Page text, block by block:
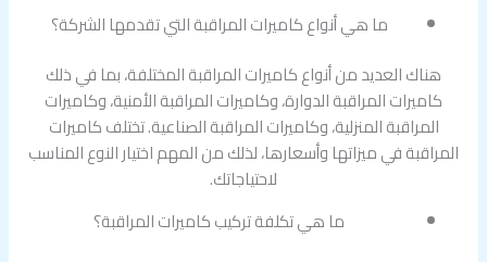
ما هي أنواع كاميرات المراقبة التي تقدمها الشركة؟
هناك العديد من أنواع كاميرات المراقبة المختلفة، بما في ذلك
كاميرات المراقبة الدوارة، وكاميرات المراقبة الأمنية، وكاميرات
المراقبة المنزلية، وكاميرات المراقبة الصناعية. تختلف كاميرات
المراقبة في ميزاتها وأسعارها، لذلك من المهم اختيار النوع المناسب
لاحتياجاتك.
ما هي تكلفة تركيب كاميرات المراقبة؟